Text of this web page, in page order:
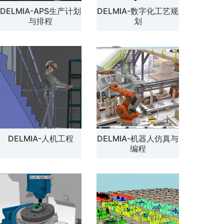
方案
DELMIA-APS生产计划
与排程
DELMIA-数字化工艺规
划
DELMIA-人机工程
DELMIA-机器人仿真与
编程